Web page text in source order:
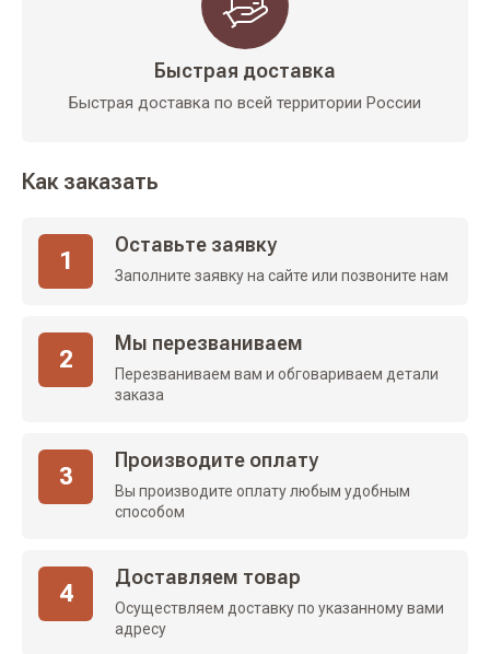
Быстрая доставка
Быстрая доставка по всей территории России
Как заказать
1
Оставьте заявку
Заполните заявку на сайте или позвоните нам
2
Мы перезваниваем
Перезваниваем вам и обговариваем детали
заказа
3
Производите оплату
Вы производите оплату любым удобным
способом
4
Доставляем товар
Осуществляем доставку по указанному вами
адресу